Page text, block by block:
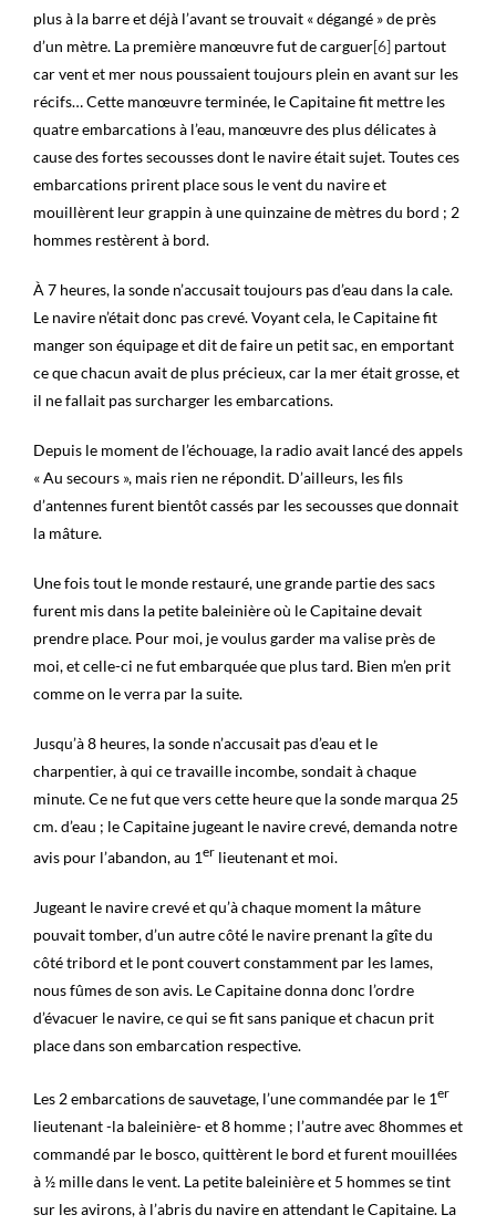
plus à la barre et déjà l’avant se trouvait « dégangé » de près
d’un mètre. La première manœuvre fut de carguer[6]partout
car vent et mer nous poussaient toujours plein en avant sur les
récifs… Cette manœuvre terminée, le Capitaine fit mettre les
quatre embarcations à l’eau, manœuvre des plus délicates à
cause des fortes secousses dont le navire était sujet. Toutes ces
embarcations prirent place sous le vent du navire et
mouillèrent leur grappin à une quinzaine de mètres du bord ; 2
hommes restèrent à bord.
À 7 heures, la sonde n’accusait toujours pas d’eau dans la cale.
Le navire n’était donc pas crevé. Voyant cela, le Capitaine fit
manger son équipage et dit de faire un petit sac, en emportant
ce que chacun avait de plus précieux, car la mer était grosse, et
il ne fallait pas surcharger les embarcations.
Depuis le moment de l’échouage, la radio avait lancé des appels
« Au secours », mais rien ne répondit. D’ailleurs, les fils
d’antennes furent bientôt cassés par les secousses que donnait
la mâture.
Une fois tout le monde restauré, une grande partie des sacs
furent mis dans la petite baleinière où le Capitaine devait
prendre place. Pour moi, je voulus garder ma valise près de
moi, et celle-ci ne fut embarquée que plus tard. Bien m’en prit
comme on le verra par la suite.
Jusqu’à 8 heures, la sonde n’accusait pas d’eau et le
charpentier, à qui ce travaille incombe, sondait à chaque
minute. Ce ne fut que vers cette heure que la sonde marqua 25
cm. d’eau ; le Capitaine jugeant le navire crevé, demanda notre
avis pour l’abandon, au 1erlieutenant et moi.
Jugeant le navire crevé et qu’à chaque moment la mâture
pouvait tomber, d’un autre côté le navire prenant la gîte du
côté tribord et le pont couvert constamment par les lames,
nous fûmes de son avis. Le Capitaine donna donc l’ordre
d’évacuer le navire, ce qui se fit sans panique et chacun prit
place dans son embarcation respective.
Les 2 embarcations de sauvetage, l’une commandée par le 1er
lieutenant -la baleinière- et 8 homme ; l’autre avec 8hommes et
commandé par le bosco, quittèrent le bord et furent mouillées
à ½ mille dans le vent. La petite baleinière et 5 hommes se tint
sur les avirons, à l’abris du navire en attendant le Capitaine. La